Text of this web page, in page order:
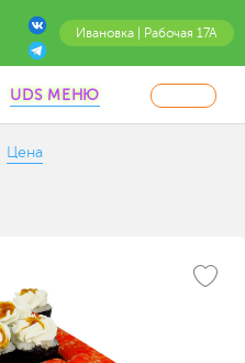
Ивановка | Рабочая 17А
UDS МЕНЮ
Цена